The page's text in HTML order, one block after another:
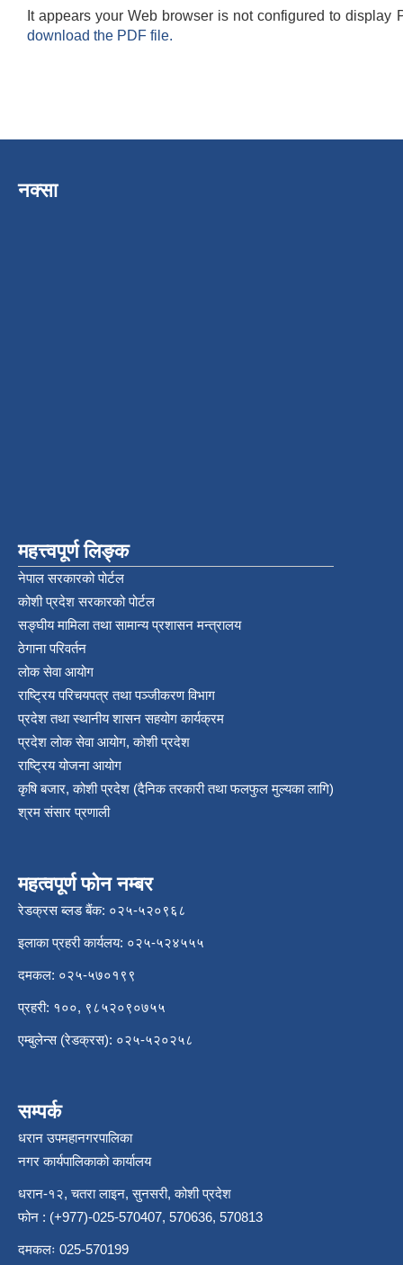
It appears your Web browser is not configured to display
download the PDF file.
नक्सा
महत्त्वपूर्ण लिङ्क
नेपाल सरकारको पोर्टल
कोशी प्रदेश सरकारको पोर्टल
सङ्‍घीय मामिला तथा सामान्य प्रशासन मन्त्रालय
ठेगाना परिवर्तन
लोक सेवा आयोग
राष्ट्रिय परिचयपत्र तथा पञ्‍जीकरण विभाग
प्रदेश तथा स्थानीय शासन सहयोग कार्यक्रम
प्रदेश लोक सेवा आयोग, कोशी प्रदेश
राष्ट्रिय योजना आयोग
कृषि बजार, कोशी प्रदेश (दैनिक तरकारी तथा फलफुल मुल्यका लागि)
श्रम संसार प्रणाली
महत्वपूर्ण फोन नम्बर
रेडक्रस ब्लड बैंक: ०२५-५२०९६८
इलाका प्रहरी कार्यलय: ०२५-५२४५५५
दमकल: ०२५-५७०१९९
प्रहरी: १००, ९८५२०९०७५५
एम्बुलेन्स (रेडक्रस): ०२५-५२०२५८
सम्पर्क
धरान उपमहानगरपालिका
नगर कार्यपालिकाको कार्यालय
धरान-१२, चतरा लाइन, सुनसरी, कोशी प्रदेश
फोन : (+977)-025-570407, 570636, 570813
दमकलः 025-570199